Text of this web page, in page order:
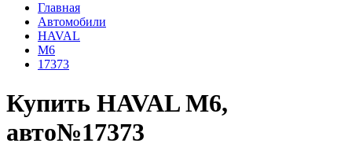
Главная
Автомобили
HAVAL
M6
17373
Купить HAVAL M6,
авто№17373